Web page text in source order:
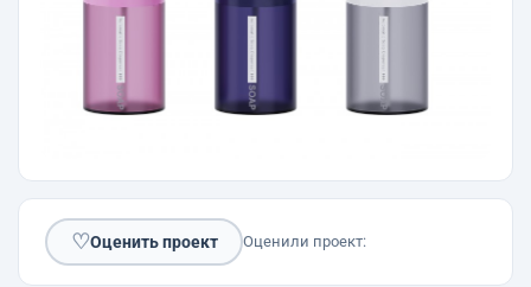
♡Оценить проект Оценили проект: